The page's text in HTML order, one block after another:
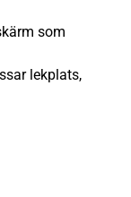
som
lekplats,